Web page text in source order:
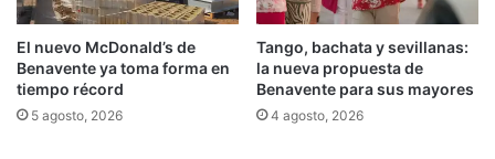
El nuevo McDonald’s de
Benavente ya toma forma en
tiempo récord
5 agosto, 2026
Tango, bachata y sevillanas:
la nueva propuesta de
Benavente para sus mayores
4 agosto, 2026